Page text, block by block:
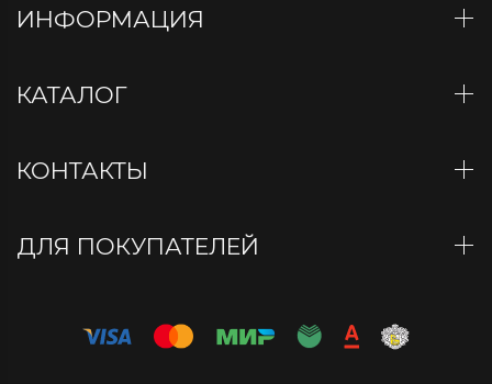
ИНФОРМАЦИЯ
КАТАЛОГ
КОНТАКТЫ
ДЛЯ ПОКУПАТЕЛЕЙ